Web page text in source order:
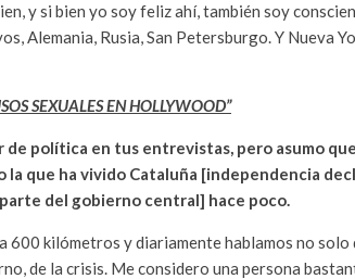
y si bien yo soy feliz ahí, también soy
Alemania, Rusia, San Petersburgo. Y Nueva
SEXUALES EN HOLLYWOOD”
de política en tus entrevistas, pero asumo
la que ha vivido Cataluña [independencia
del gobierno central] hace poco.
600 kilómetros y diariamente hablamos no
de la crisis. Me considero una persona